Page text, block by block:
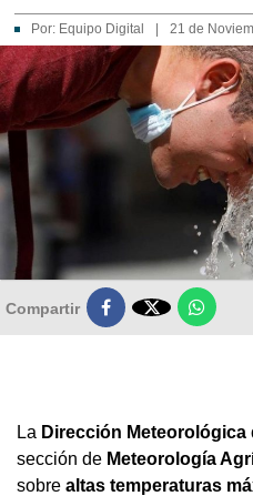
Por: Equipo Digital 21 de
Compartir 
La Dirección Meteorológica
sección de Meteorología
sobre altas temperaturas